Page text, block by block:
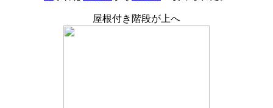
屋根付き階段が上へ